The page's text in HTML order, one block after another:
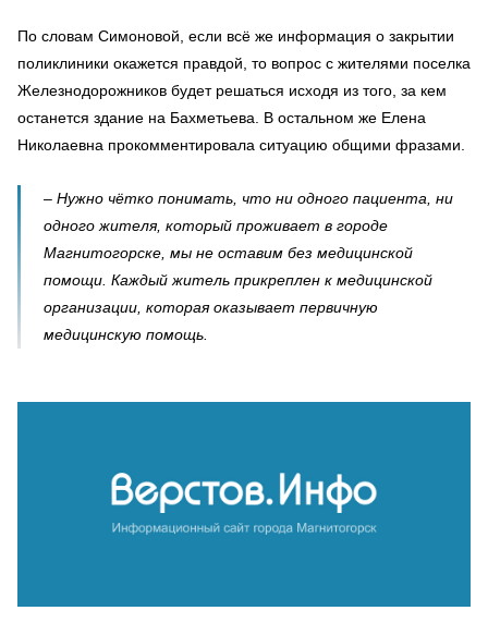
По словам Симоновой, если всё же информация о закрытии
поликлиники окажется правдой, то вопрос с жителями поселка
Железнодорожников будет решаться исходя из того, за кем
останется здание на Бахметьева. В остальном же Елена
Николаевна прокомментировала ситуацию общими фразами.
– Нужно чётко понимать, что ни одного пациента, ни
одного жителя, который проживает в городе
Магнитогорске, мы не оставим без медицинской
помощи. Каждый житель прикреплен к медицинской
организации, которая оказывает первичную
медицинскую помощь.